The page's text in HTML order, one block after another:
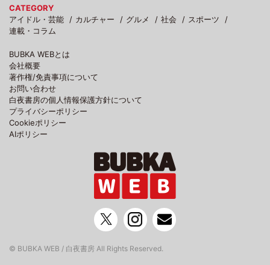
CATEGORY
アイドル・芸能
カルチャー グルメ 社会
スポーツ
連載・コラム
BUBKA WEBとは
会社概要
著作権/免責事項について
お問い合わせ
白夜書房の個人情報保護方針について
プライバシーポリシー
Cookieポリシー
AIポリシー
© BUBKA WEB / 白夜書房 All Rights Reserved.